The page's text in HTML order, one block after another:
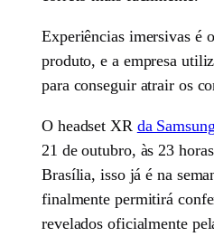
Experiências imersivas é
produto, e a empresa
para conseguir atrair os
O headset XR da Samsung
21 de outubro, às 23
Brasília, isso já é na
finalmente permitirá
revelados oficialmente